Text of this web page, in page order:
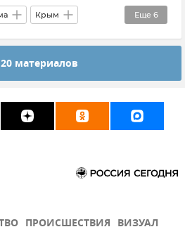
Еще 6
Крым
материалов
ПРОИСШЕСТВИЯ ВИЗУАЛ